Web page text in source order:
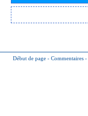
Début de page - Commentaires -